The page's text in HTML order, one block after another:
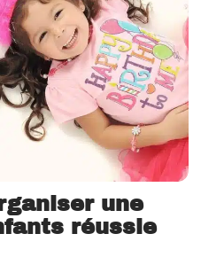
une
réussie